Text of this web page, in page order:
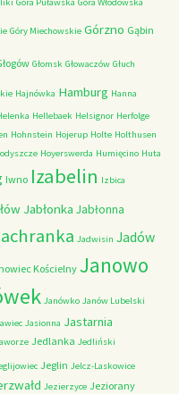
Góry Miechowskie Górzno Gąbin
Głomsk Głowaczów Głuch
Hajnówka Hamburg Hanna
Hellebaek Helsignor Herfolge
Hohnstein Hojerup Holte Holthusen
Hoyerswerda Humięcino Huta
Iwno Izabelin Izbica
Jabłonka Jabłonna
Jadwisin Jadów
Kościelny Janowo
Janówko Janów Lubelski
Jasionna Jastarnia
Jedlanka Jedliński
Jeglin Jelcz-Laskowice
Jezierzyce Jeziorany